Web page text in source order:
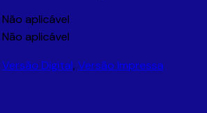
Não aplicável
Não aplicável
Versão Digital, Versão Impressa